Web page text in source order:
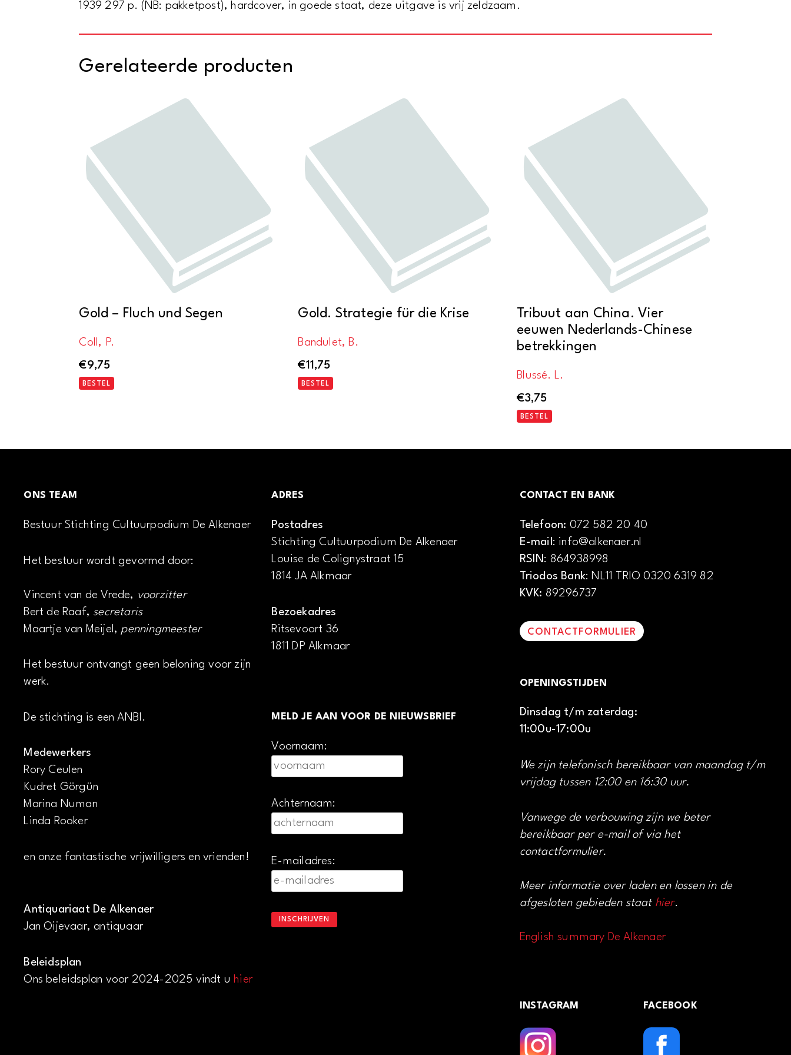
1939 297 p. (NB: pakketpost), hardcover, in goede staat, deze uitgave is vrij zeldzaam.
Gerelateerde producten
Gold – Fluch und Segen
Coll, P.
€9,75
BESTEL
Gold. Strategie für die Krise
Bandulet, B.
€11,75
BESTEL
Tribuut aan China. Vier
eeuwen Nederlands-Chinese
betrekkingen
Blussé. L.
€3,75
BESTEL
ONS TEAM
Bestuur Stichting Cultuurpodium De Alkenaer
Het bestuur wordt gevormd door:
Vincent van de Vrede, voorzitter
Bert de Raaf, secretaris
Maartje van Meijel, penningmeester
Het bestuur ontvangt geen beloning voor zijn
werk.
De stichting is een ANBI.
Medewerkers
Rory Ceulen
Kudret Görgün
Marina Numan
Linda Rooker
en onze fantastische vrijwilligers en vrienden!
Antiquariaat De Alkenaer
Jan Oijevaar, antiquaar
Beleidsplan
Ons beleidsplan voor 2024-2025 vindt u hier
ADRES
Postadres
Stichting Cultuurpodium De Alkenaer
Louise de Colignystraat 15
1814 JA Alkmaar
Bezoekadres
Ritsevoort 36
1811 DP Alkmaar
MELD JE AAN VOOR DE NIEUWSBRIEF
Voornaam:
Achternaam:
E-mailadres:
CONTACT EN BANK
Telefoon: 072 582 20 40
E-mail: info@alkenaer.nl
RSIN: 864938998
Triodos Bank: NL11 TRIO 0320 6319 82
KVK: 89296737
CONTACTFORMULIER
OPENINGSTIJDEN
Dinsdag t/m zaterdag:
11:00u-17:00u
We zijn telefonisch bereikbaar van maandag t/m
vrijdag tussen 12:00 en 16:30 uur.
Vanwege de verbouwing zijn we beter
bereikbaar per e-mail of via het
contactformulier.
Meer informatie over laden en lossen in de
afgesloten gebieden staat hier.
English summary De Alkenaer
INSTAGRAM FACEBOOK